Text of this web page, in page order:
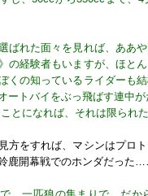
ばれた面々を見れば、ああ
の経験者もいますが、ほと
くの知っているライダーも
ートバイをぶっ飛ばす連中
とになれば、それは限られ
をすれば、マシンはプロ
鹿開幕戦でのホンダだった